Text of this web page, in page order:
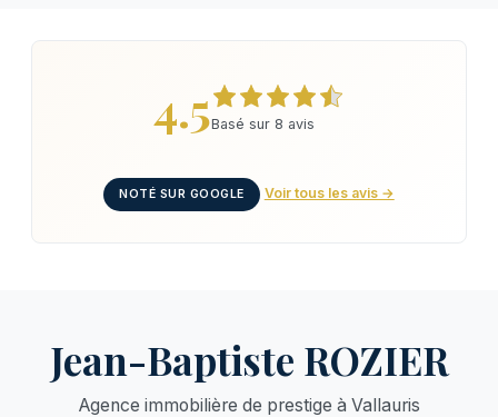
4.5Basé sur 8 avis
NOTÉ SUR GOOGLE Voir tous les avis →
Jean-Baptiste ROZIER
Agence immobilière de prestige à Vallauris